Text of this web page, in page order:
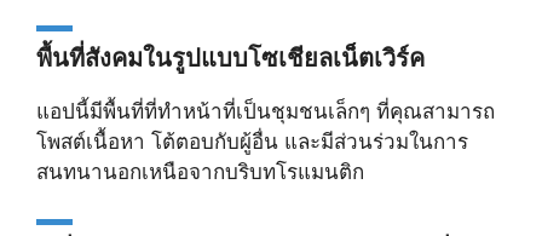
พื้นที่สังคมในรูปแบบโซเชียลเน็ตเวิร์ค
แอปนี้มีพื้นที่ที่ทำหน้าที่เป็นชุมชนเล็กๆ ที่คุณสามารถ
โพสต์เนื้อหา โต้ตอบกับผู้อื่น และมีส่วนร่วมในการ
สนทนานอกเหนือจากบริบทโรแมนติก